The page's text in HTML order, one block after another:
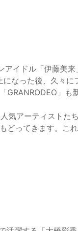
イドル「伊藤美
なった後、久々に
」も
気アーティストた
どってきます。こ